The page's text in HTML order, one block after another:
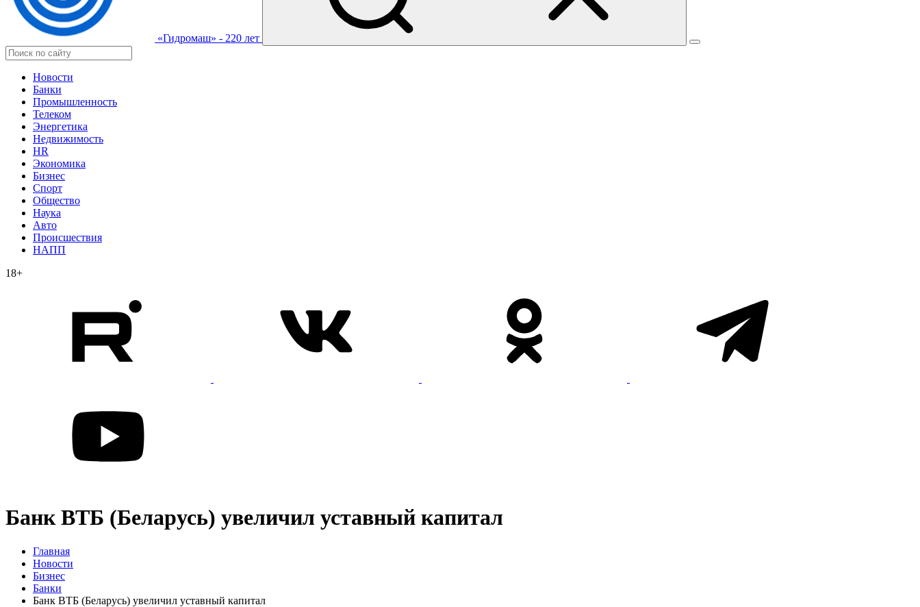
«Гидромаш» - 220 лет
Новости
Банки
Промышленность
Телеком
Энергетика
Недвижимость
HR
Экономика
Бизнес
Спорт
Общество
Наука
Авто
Происшествия
НАПП
18+
Банк ВТБ (Беларусь) увеличил уставный капитал
Главная
Новости
Бизнес
Банки
Банк ВТБ (Беларусь) увеличил уставный капитал